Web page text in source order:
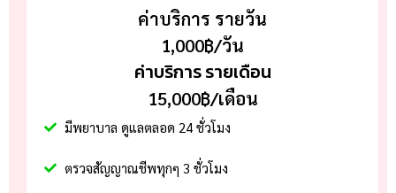
ค่าบริการ รายวัน
1,000฿/วัน
ค่าบริการ รายเดือน
15,000฿/เดือน
มีพยาบาล ดูแลตลอด 24 ชั่วโมง
ตรวจสัญญาณชีพทุกๆ 3 ชั่วโมง